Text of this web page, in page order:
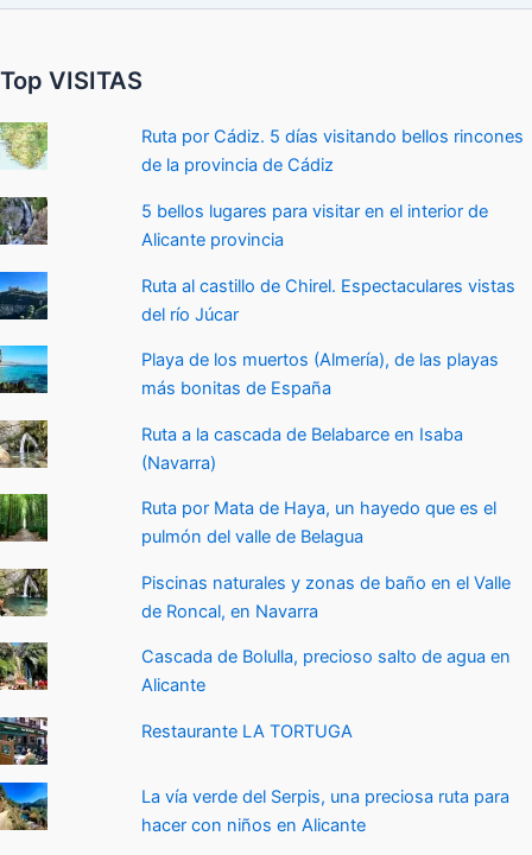
Top VISITAS
Ruta por Cádiz. 5 días visitando bellos rincones
de la provincia de Cádiz
5 bellos lugares para visitar en el interior de
Alicante provincia
Ruta al castillo de Chirel. Espectaculares vistas
del río Júcar
Playa de los muertos (Almería), de las playas
más bonitas de España
Ruta a la cascada de Belabarce en Isaba
(Navarra)
Ruta por Mata de Haya, un hayedo que es el
pulmón del valle de Belagua
Piscinas naturales y zonas de baño en el Valle
de Roncal, en Navarra
Cascada de Bolulla, precioso salto de agua en
Alicante
Restaurante LA TORTUGA
La vía verde del Serpis, una preciosa ruta para
hacer con niños en Alicante